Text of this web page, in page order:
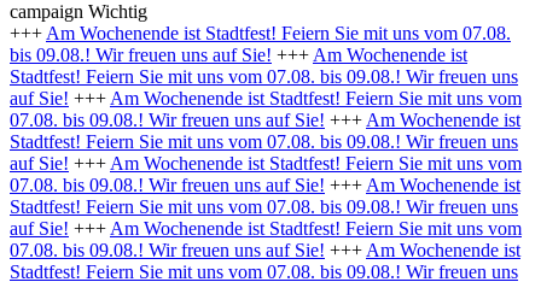
campaign Wichtig
+++ Am Wochenende ist Stadtfest! Feiern Sie mit uns vom 07.08.
bis 09.08.! Wir freuen uns auf Sie! +++ Am Wochenende ist
Stadtfest! Feiern Sie mit uns vom 07.08. bis 09.08.! Wir freuen uns
auf Sie! +++ Am Wochenende ist Stadtfest! Feiern Sie mit uns vom
07.08. bis 09.08.! Wir freuen uns auf Sie! +++ Am Wochenende ist
Stadtfest! Feiern Sie mit uns vom 07.08. bis 09.08.! Wir freuen uns
auf Sie! +++ Am Wochenende ist Stadtfest! Feiern Sie mit uns vom
07.08. bis 09.08.! Wir freuen uns auf Sie! +++ Am Wochenende ist
Stadtfest! Feiern Sie mit uns vom 07.08. bis 09.08.! Wir freuen uns
auf Sie! +++ Am Wochenende ist Stadtfest! Feiern Sie mit uns vom
07.08. bis 09.08.! Wir freuen uns auf Sie! +++ Am Wochenende ist
Stadtfest! Feiern Sie mit uns vom 07.08. bis 09.08.! Wir freuen uns